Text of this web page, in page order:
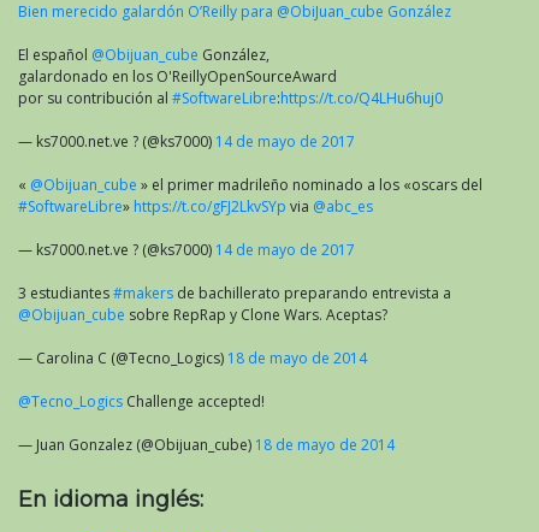
Bien merecido galardón O’Reilly para @ObiJuan_cube González
El español @Obijuan_cube González,
galardonado en los O'ReillyOpenSourceAward
por su contribución al #SoftwareLibre:https://t.co/Q4LHu6huj0
— ks7000.net.ve ? (@ks7000) 14 de mayo de 2017
« @Obijuan_cube » el primer madrileño nominado a los «oscars del
#SoftwareLibre» https://t.co/gFJ2LkvSYp via @abc_es
— ks7000.net.ve ? (@ks7000) 14 de mayo de 2017
3 estudiantes#makers de bachillerato preparando entrevista a
@Obijuan_cube sobre RepRap y Clone Wars. Aceptas?
— Carolina C (@Tecno_Logics) 18 de mayo de 2014
@Tecno_Logics Challenge accepted!
— Juan Gonzalez (@Obijuan_cube) 18 de mayo de 2014
En idioma inglés: